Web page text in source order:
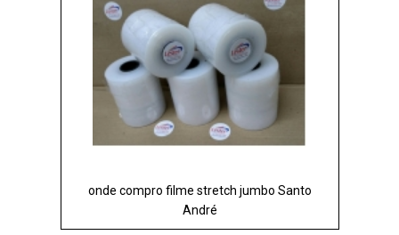
onde compro filme stretch jumbo Santo
André